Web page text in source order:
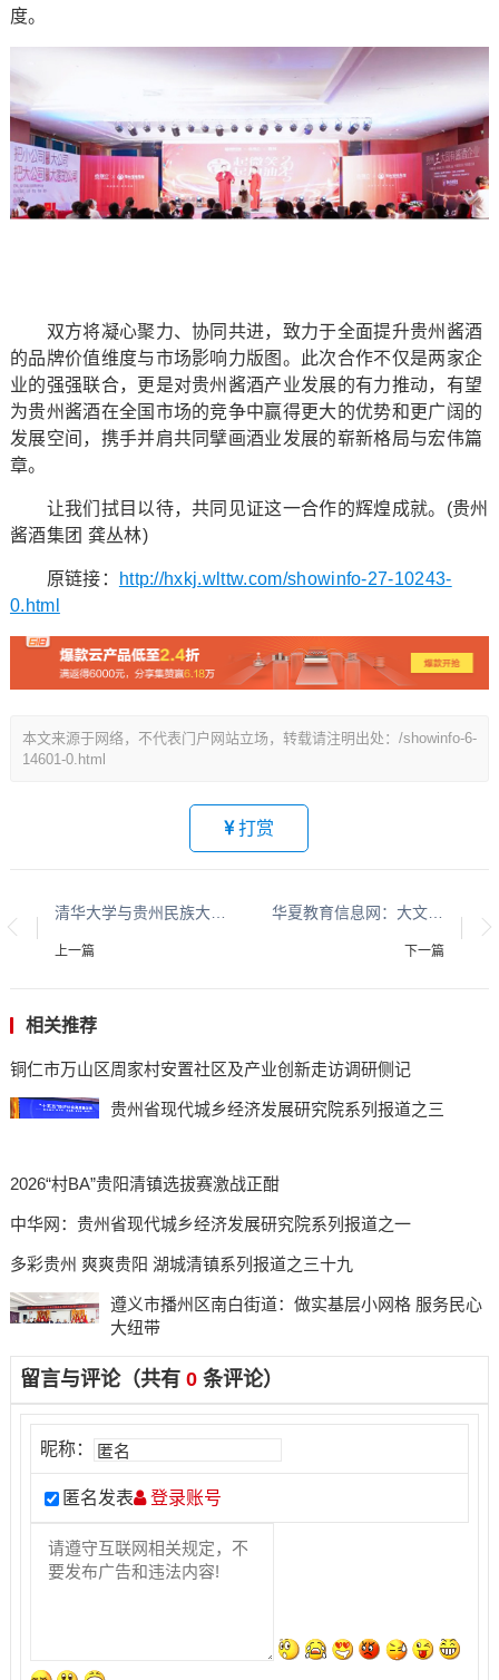
度。
双方将凝心聚力、协同共进，致力于全面提升贵州酱酒
的品牌价值维度与市场影响力版图。此次合作不仅是两家企
业的强强联合，更是对贵州酱酒产业发展的有力推动，有望
为贵州酱酒在全国市场的竞争中赢得更大的优势和更广阔的
发展空间，携手并肩共同擘画酒业发展的崭新格局与宏伟篇
章。
让我们拭目以待，共同见证这一合作的辉煌成就。(贵州
酱酒集团 龚丛林)
原链接：
http://hxkj.wlttw.com/showinfo-27-10243-
0.html
本文来源于网络，不代表门户网站立场，转载请注明出处：/showinfo-6-
14601-0.html
打赏
清华大学与贵州民族大学大数据·文旅融合·生态科普联合调研团在贵阳市修文县展开联合调研
上一篇
华夏教育信息网：大文化系列报道：贵州酱香酒文化系列报道之二
下一篇
相关推荐
铜仁市万山区周家村安置社区及产业创新走访调研侧记
贵州省现代城乡经济发展研究院系列报道之三
2026“村BA”贵阳清镇选拔赛激战正酣
中华网：贵州省现代城乡经济发展研究院系列报道
多彩贵州 爽爽贵阳 湖城清镇系列报道之三十九
大纽带
留言与评论（共有0条评论）
昵称：